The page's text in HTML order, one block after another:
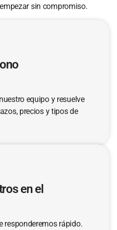
sin compromiso.
equipo y resuelve
precios y tipos de
en el
responderemos rápido.